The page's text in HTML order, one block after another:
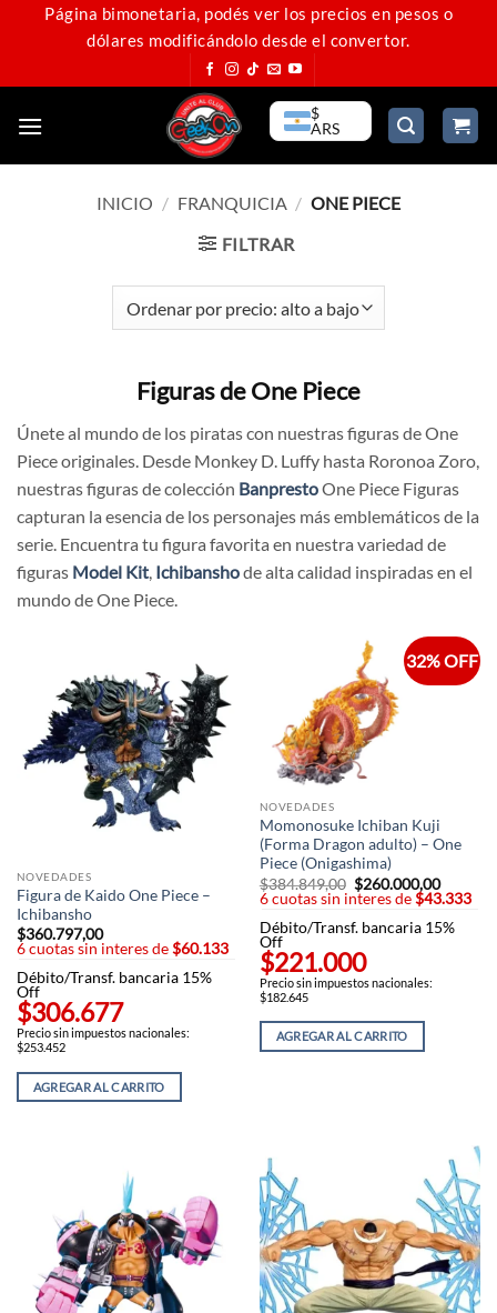
Página bimonetaria, podés ver los precios en pesos o
dólares modificándolo desde el convertor.
$
ARS
INICIO / FRANQUICIA / ONE PIECE
FILTRAR
Figuras de One Piece
Únete al mundo de los piratas con nuestras figuras de One
Piece originales. Desde Monkey D. Luffy hasta Roronoa Zoro,
nuestras figuras de colección BanprestoOne Piece Figuras
capturan la esencia de los personajes más emblemáticos de la
serie. Encuentra tu figura favorita en nuestra variedad de
figuras Model Kit, Ichibanshode alta calidad inspiradas en el
mundo de One Piece.
NOVEDADES
Figura de Kaido One Piece –
Ichibansho
$360.797,00
6 cuotas sin interes de$60.133
Débito/Transf. bancaria 15%
Off
$306.677
Precio sin impuestos nacionales:
$253.452
AGREGAR AL CARRITO
32% OFF
NOVEDADES
Momonosuke Ichiban Kuji
(Forma Dragon adulto) – One
Piece (Onigashima)
$384.849,00 El
precio
era:
$260.000,00El
precio
es:
6 cuotas sin interes de$43.333
Débito/Transf. bancaria 15%
Off
$221.000
Precio sin impuestos nacionales:
$182.645
AGREGAR AL CARRITO